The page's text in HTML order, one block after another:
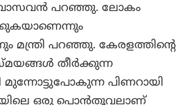
വാസവൻ പറഞ്ഞു. ലോകം
മന്ത്രി പറഞ്ഞു. കേരളത്തിന്റെ
തീർക്കുന്ന
മുന്നോട്ടുപോകുന്ന പിണറായി
ഒരു പൊൻതൂവലാണ്